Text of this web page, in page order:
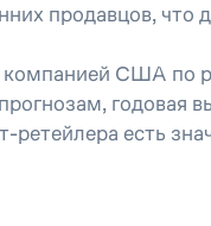
продавцов,
США по
есть